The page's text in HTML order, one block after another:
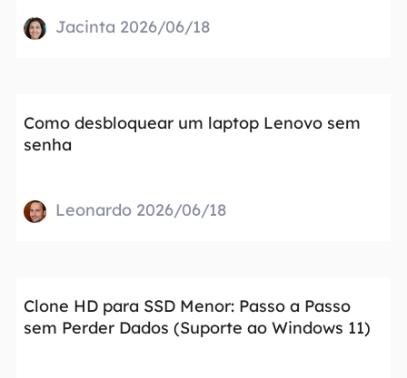
Jacinta 2026/06/18
Como desbloquear um laptop Lenovo sem
senha
Leonardo 2026/06/18
Clone HD para SSD Menor: Passo a Passo
sem Perder Dados (Suporte ao Windows 11)